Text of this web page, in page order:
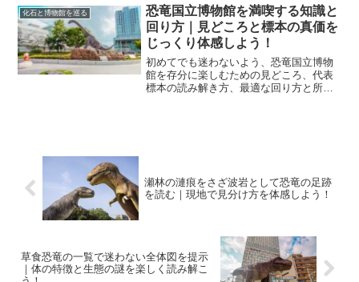
で迷わず鑑賞できます。
化石と博物館を巡る
恐竜国立博物館を満喫する知識と
回り方｜見どころと標本の真価を
じっくり体感しよう！
初めてでも迷わないよう、恐竜国立博物
館を存分に楽しむための見どころ、代表
標本の読み解き方、最適な回り方と所要
瀬林の漣痕をさざ波岩として恐竜の足跡
を読む｜現地で見分け方を体感しよう！
草食恐竜の一覧で迷わない全体図を提示
｜体の特徴と生態の謎を楽しく読み解こ